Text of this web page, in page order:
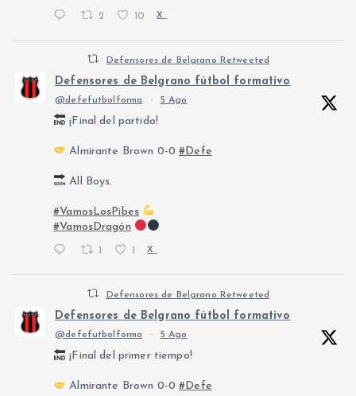
2 10 X
Defensores de Belgrano Retweeted
Defensores de Belgrano fútbol formativo
@defefutbolforma · 5 Ago
¡Final del partido!
Almirante Brown 0-0#Defe
All Boys.
#VamosLosPibes
#VamosDragón
X
Defensores de Belgrano Retweeted
Defensores de Belgrano fútbol formativo
@defefutbolforma · 5 Ago
¡Final del primer tiempo!
Almirante Brown 0-0#Defe